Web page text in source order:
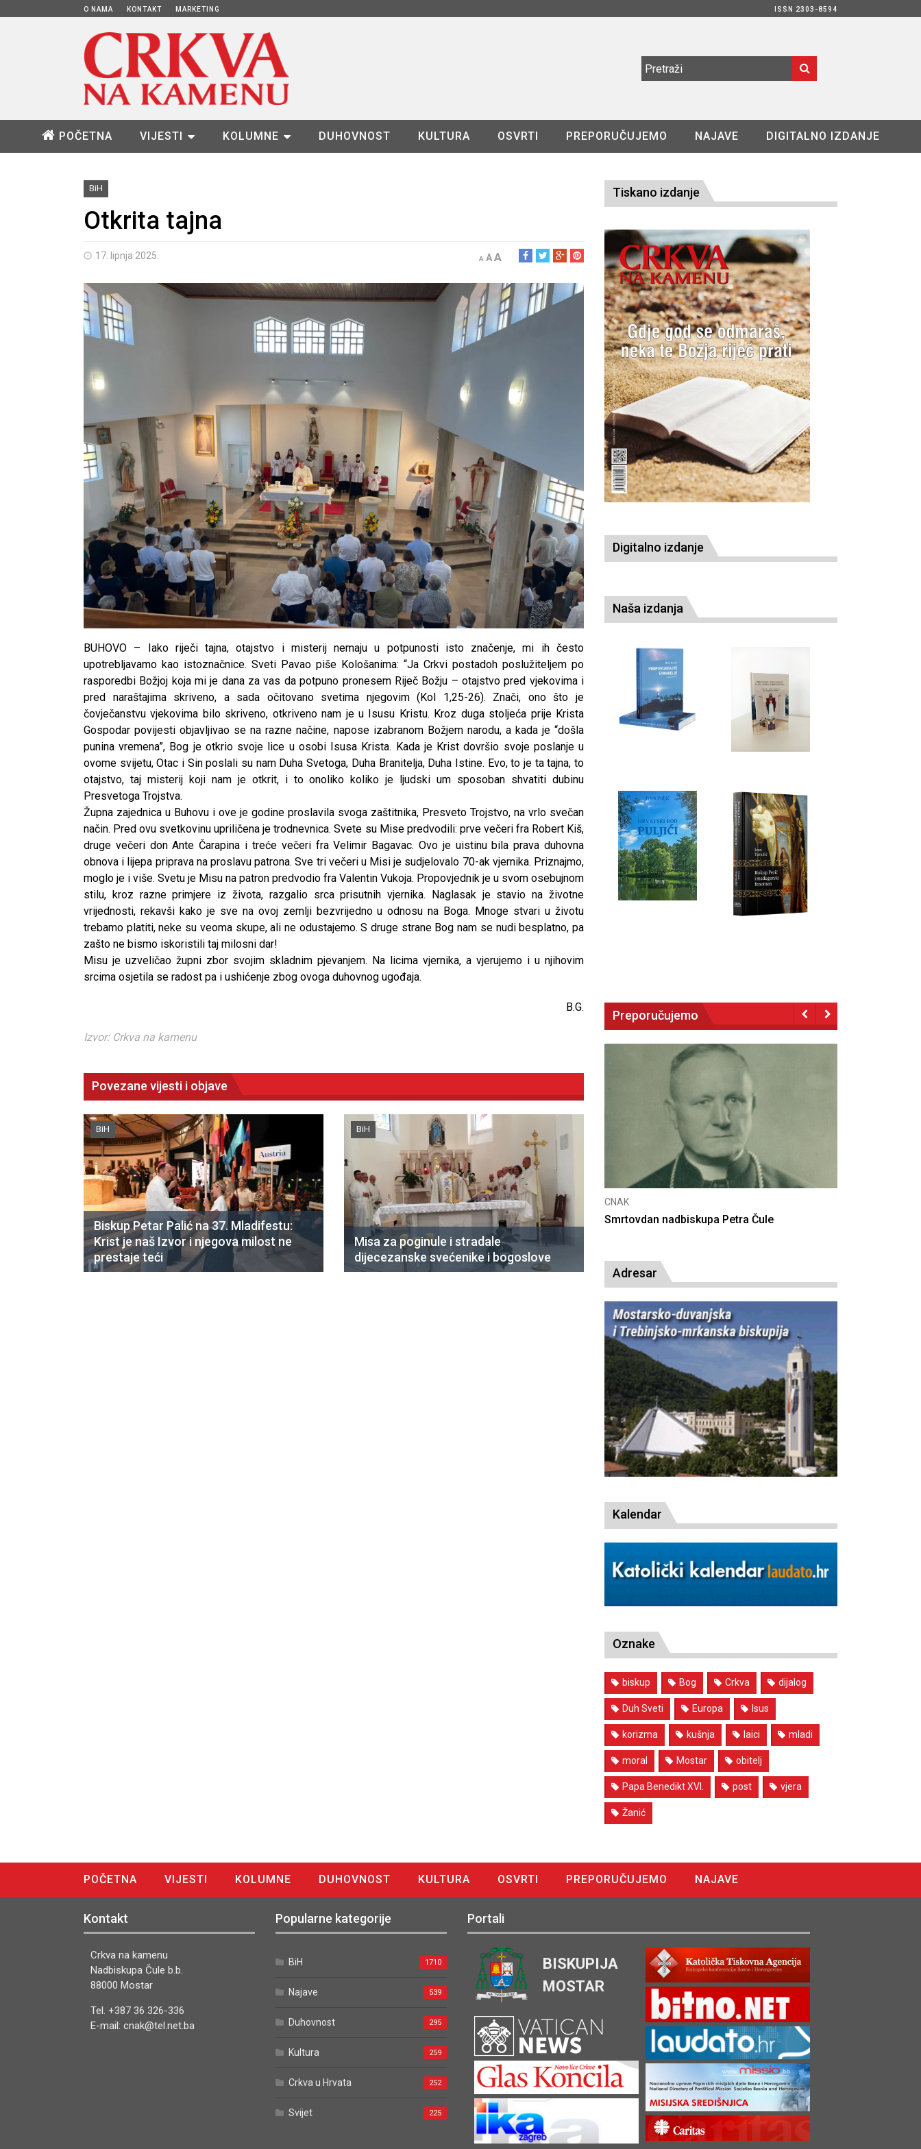
O NAMA KONTAKT MARKETING ISSN 2303-8594
POČETNA VIJESTI KOLUMNE DUHOVNOST KULTURA OSVRTI PREPORUČUJEMO NAJAVE DIGITALNO IZDANJE
BiH
Otkrita tajna
17. lipnja 2025. A AA
BUHOVO – Iako riječi tajna, otajstvo i misterij nemaju u potpunosti isto značenje, mi ih često
upotrebljavamo kao istoznačnice. Sveti Pavao piše Kološanima: “Ja Crkvi postadoh poslužiteljem po
rasporedbi Božjoj koja mi je dana za vas da potpuno pronesem Riječ Božju – otajstvo pred vjekovima i
pred naraštajima skriveno, a sada očitovano svetima njegovim (Kol 1,25-26). Znači, ono što je
čovječanstvu vjekovima bilo skriveno, otkriveno nam je u Isusu Kristu. Kroz duga stoljeća prije Krista
Gospodar povijesti objavljivao se na razne načine, napose izabranom Božjem narodu, a kada je “došla
punina vremena”, Bog je otkrio svoje lice u osobi Isusa Krista. Kada je Krist dovršio svoje poslanje u
ovome svijetu, Otac i Sin poslali su nam Duha Svetoga, Duha Branitelja, Duha Istine. Evo, to je ta tajna, to
otajstvo, taj misterij koji nam je otkrit, i to onoliko koliko je ljudski um sposoban shvatiti dubinu
Presvetoga Trojstva.
Župna zajednica u Buhovu i ove je godine proslavila svoga zaštitnika, Presveto Trojstvo, na vrlo svečan
način. Pred ovu svetkovinu upriličena je trodnevnica. Svete su Mise predvodili: prve večeri fra Robert Kiš,
druge večeri don Ante Čarapina i treće večeri fra Velimir Bagavac. Ovo je uistinu bila prava duhovna
obnova i lijepa priprava na proslavu patrona. Sve tri večeri u Misi je sudjelovalo 70-ak vjernika. Priznajmo,
moglo je i više. Svetu je Misu na patron predvodio fra Valentin Vukoja. Propovjednik je u svom osebujnom
stilu, kroz razne primjere iz života, razgalio srca prisutnih vjernika. Naglasak je stavio na životne
vrijednosti, rekavši kako je sve na ovoj zemlji bezvrijedno u odnosu na Boga. Mnoge stvari u životu
trebamo platiti, neke su veoma skupe, ali ne odustajemo. S druge strane Bog nam se nudi besplatno, pa
zašto ne bismo iskoristili taj milosni dar!
Misu je uzveličao župni zbor svojim skladnim pjevanjem. Na licima vjernika, a vjerujemo i u njihovim
srcima osjetila se radost pa i ushićenje zbog ovoga duhovnog ugođaja.
B.G.
Izvor: Crkva na kamenu
Povezane vijesti i objave
BiH
Biskup Petar Palić na 37. Mladifestu:
Krist je naš Izvor i njegova milost ne
prestaje teći
BiH
Misa za poginule i stradale
dijecezanske svećenike i bogoslove
Tiskano izdanje
Digitalno izdanje
Naša izdanja
Preporučujemo
CNAK
Kad se nasilje pretvara u optužnicu
CNAK
Smrtovdan nadbiskupa Petra Čule
CNAK
Deseta obljetnica poništenja komunističke
Adresar
Kalendar
Oznake
biskup Bog Crkva dijalog
Duh Sveti Europa Isus
korizma kušnja laici mladi
moral Mostar obitelj
Papa Benedikt XVI. post vjera
Žanić
POČETNA VIJESTI KOLUMNE DUHOVNOST KULTURA OSVRTI PREPORUČUJEMO
NAJAVE
Kontakt
Crkva na kamenu
Nadbiskupa Čule b.b.
88000 Mostar
Tel. +387 36 326-336
E-mail: cnak@tel.net.ba
Popularne kategorije
BiH 1710
Najave 539
Duhovnost 295
Kultura 259
Crkva u Hrvata 252
Svijet 225
Portali
BISKUPIJA
MOSTAR